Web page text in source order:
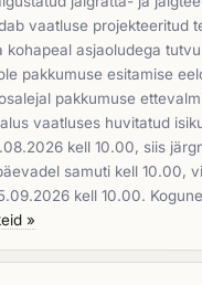
vaatluse projekteeritud
kohapeal asjaoludega
pakkumuse esitamise
pakkumuse
vaatluses huvitatud
kell 10.00, siis
samuti kell 10.00,
kell 10.00.
»